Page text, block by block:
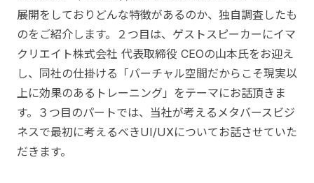
展開をしておりどんな特徴があるのか、独自調査したも
のをご紹介します。２つ目は、ゲストスピーカーにイマ
クリエイト株式会社 代表取締役 CEOの山本氏をお迎え
し、同社の仕掛ける「バーチャル空間だからこそ現実以
上に効果のあるトレーニング」をテーマにお話頂きま
す。３つ目のパートでは、当社が考えるメタバースビジ
ネスで最初に考えるべきUI/UXについてお話させていた
だきます。